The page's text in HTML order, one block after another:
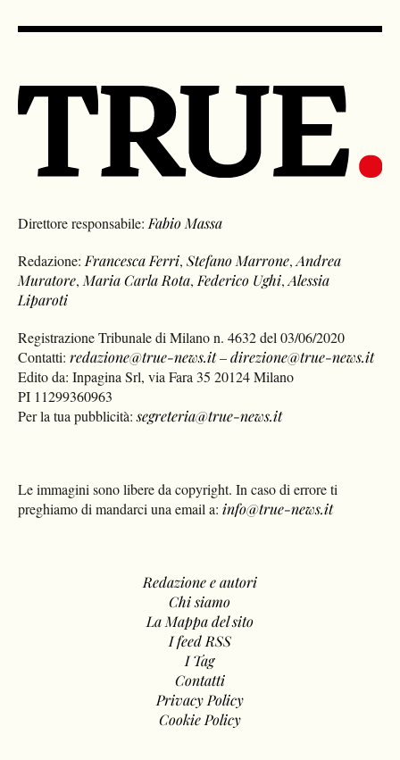
Direttore responsabile: Fabio Massa
Redazione: Francesca Ferri,Stefano Marrone,Andrea
Muratore, Maria Carla Rota, Federico Ughi,Alessia
Liparoti
Registrazione Tribunale di Milano n. 4632 del 03/06/2020
Contatti:redazione@true-news.it–direzione@true-news.it
Edito da: Inpagina Srl, via Fara 35 20124 Milano
PI 11299360963
Per la tua pubblicità:segreteria@true-news.it
Le immagini sono libere da copyright. In caso di errore ti
preghiamo di mandarci una email a: info@true-news.it
Redazione e autori
Chi siamo
La Mappa del sito
I feed RSS
I Tag
Contatti
Privacy Policy
Cookie Policy